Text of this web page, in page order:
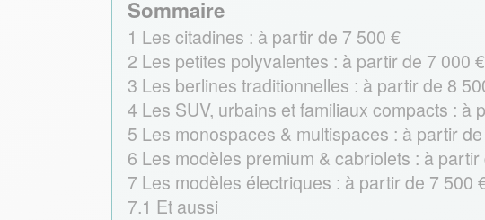
Sommaire
1 Les citadines : à partir de 7 500 €
2 Les petites polyvalentes : à partir de 7 000 €
3 Les berlines traditionnelles : à partir de 8
4 Les SUV, urbains et familiaux compacts : à
5 Les monospaces & multispaces : à partir
6 Les modèles premium & cabriolets : à
7 Les modèles électriques : à partir de 7 500
7.1 Et aussi